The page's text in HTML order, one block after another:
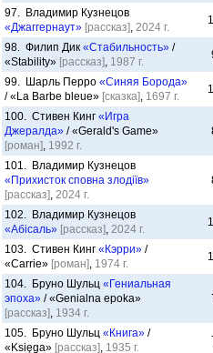
97. Владимир Кузнецов
«Джаггернаут» [рассказ], 2024 г.
98. Филип Дик «Стабильность» /
«Stability» [рассказ], 1987 г.
99. Шарль Перро «Синяя Борода»
/ «La Barbe bleue» [сказка], 1697 г.
100. Стивен Кинг «Игра
Джералда» / «Gerald's Game»
[роман], 1992 г.
101. Владимир Кузнецов
«Прихисток сповна злодіїв»
[рассказ], 2024 г.
102. Владимир Кузнецов
«Абісаль» [рассказ], 2024 г.
103. Стивен Кинг «Кэрри» /
«Carrie» [роман], 1974 г.
104. Бруно Шульц «Гениальная
эпоха» / «Genialna epoka»
[рассказ], 1934 г.
105. Бруно Шульц «Книга» /
«Księga» [рассказ], 1935 г.